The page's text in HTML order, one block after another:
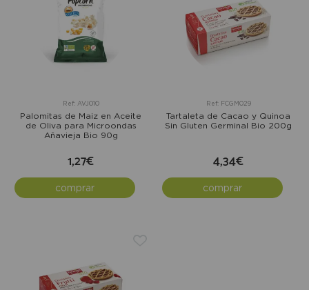
Ref: AVJ010
Palomitas de Maiz en Aceite
de Oliva para Microondas
Añavieja Bio 90g
1,27€
comprar
Ref: FCGM029
Tartaleta de Cacao y Quinoa
Sin Gluten Germinal Bio 200g
4,34€
comprar